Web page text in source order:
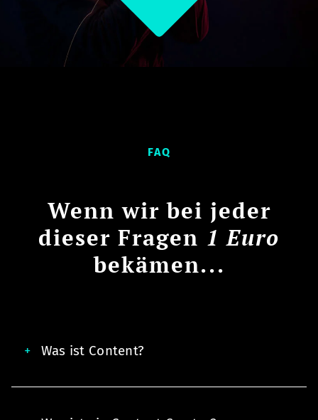
FAQ
Wenn wir bei jeder
dieser Fragen 1 Euro
bekämen...
Was ist Content?